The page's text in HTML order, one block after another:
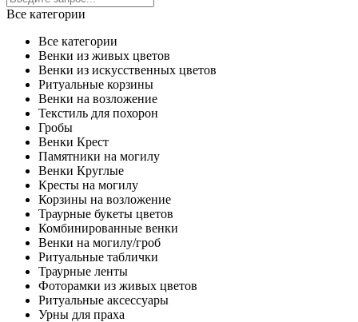
Все категории
Все категории
Венки из живых цветов
Венки из искусственных цветов
Ритуальные корзины
Венки на возложение
Текстиль для похорон
Гробы
Венки Крест
Памятники на могилу
Венки Круглые
Кресты на могилу
Корзины на возложение
Траурные букеты цветов
Комбинированные венки
Венки на могилу/гроб
Ритуальные таблички
Траурные ленты
Фоторамки из живых цветов
Ритуальные аксессуары
Урны для праха